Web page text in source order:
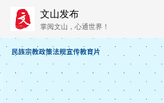
文山发布
掌阅文山，心通世界！
新闻
飞卡阅读 推荐